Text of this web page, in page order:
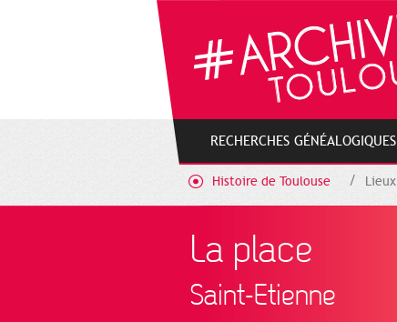
RECHERCHES GÉNÉALOGIQUES
Histoire de Toulouse Lieux
La place
Saint-Etienne
Cookies management panel